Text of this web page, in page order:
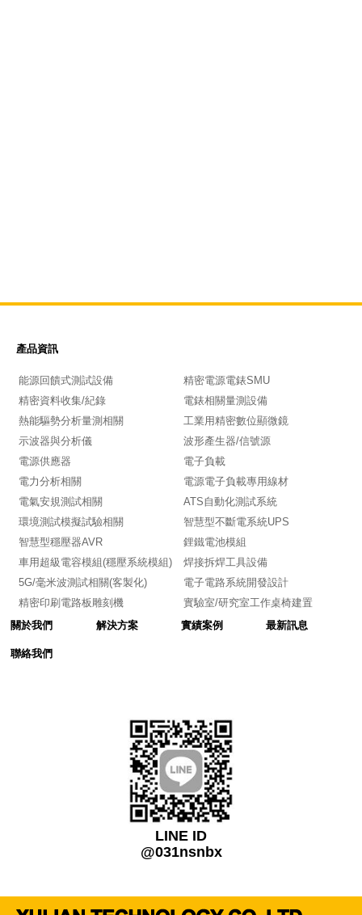
產品資訊
能源回饋式測試設備
精密電源電錶SMU
精密資料收集/紀錄
電錶相關量測設備
熱能驅勢分析量測相關
工業用精密數位顯微鏡
示波器與分析儀
波形產生器/信號源
電源供應器
電子負載
電力分析相關
電源電子負載專用線材
電氣安規測試相關
ATS自動化測試系統
環境測試模擬試驗相關
智慧型不斷電系統UPS
智慧型穩壓器AVR
鋰鐵電池模組
車用超級電容模組(穩壓系統模組)
焊接拆焊工具設備
5G/毫米波測試相關(客製化)
電子電路系統開發設計
精密印刷電路板雕刻機
實驗室/研究室工作桌椅建置
關於我們
解決方案 實績案例 最新訊息
聯絡我們
LINE ID
@031nsnbx